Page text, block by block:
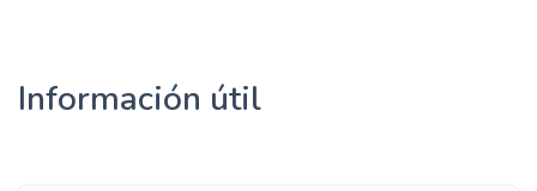
Información útil